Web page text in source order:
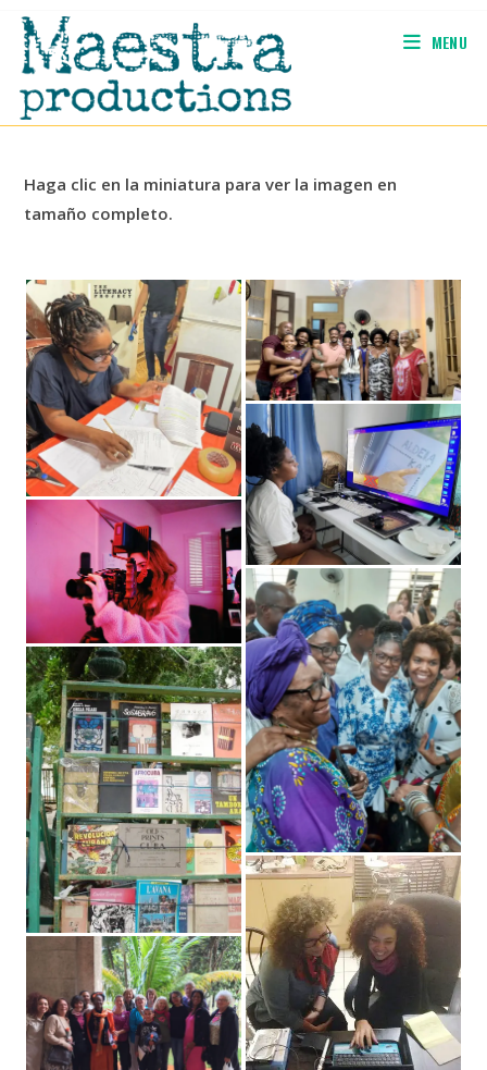
Skip
content
MENU
Haga clic en la miniatura para ver la imagen en
tamaño completo.